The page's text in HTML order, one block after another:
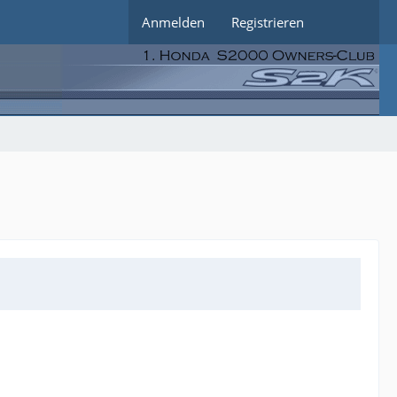
Anmelden Registrieren